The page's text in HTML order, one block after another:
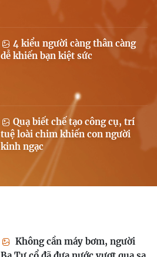
4 kiểu người càng thân càng
dễ khiến bạn kiệt sức
Quạ biết chế tạo công cụ, trí
tuệ loài chim khiến con người
kinh ngạc
Không cần máy bơm, người